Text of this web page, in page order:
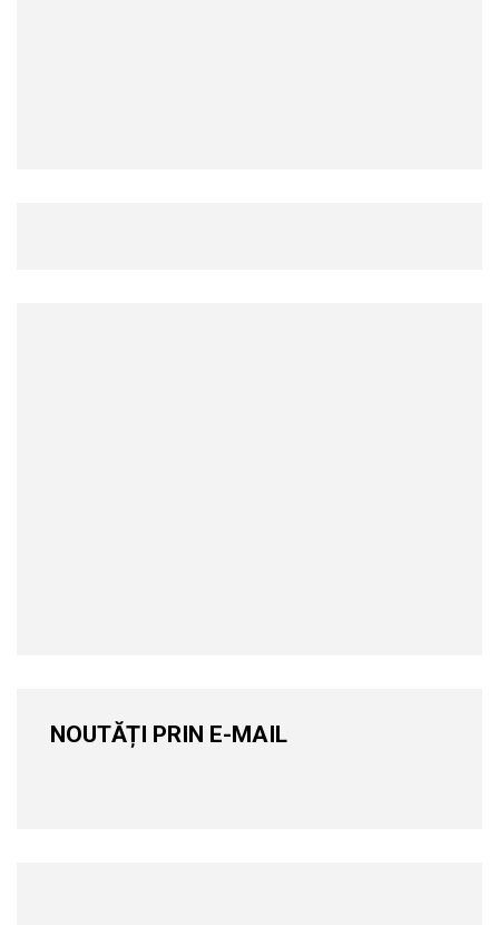
NOUTĂȚI PRIN E-MAIL